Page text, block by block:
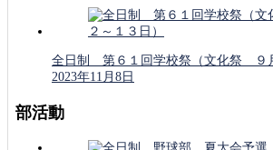
全日制 第６１回学校祭（文化祭 ９
2023年11月8日
部活動